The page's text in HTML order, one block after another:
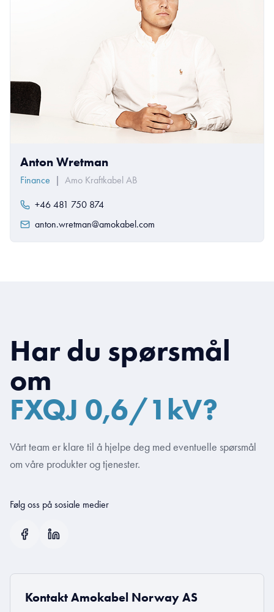
Anton Wretman
Finance | Amo Kraftkabel AB
+46 481 750 874
anton.wretman@amokabel.com
Har du spørsmål
om
FXQJ 0,6/1kV?
Vårt team er klare til å hjelpe deg med eventuelle spørsmål
om våre produkter og tjenester.
Følg oss på sosiale medier
Kontakt Amokabel Norway AS